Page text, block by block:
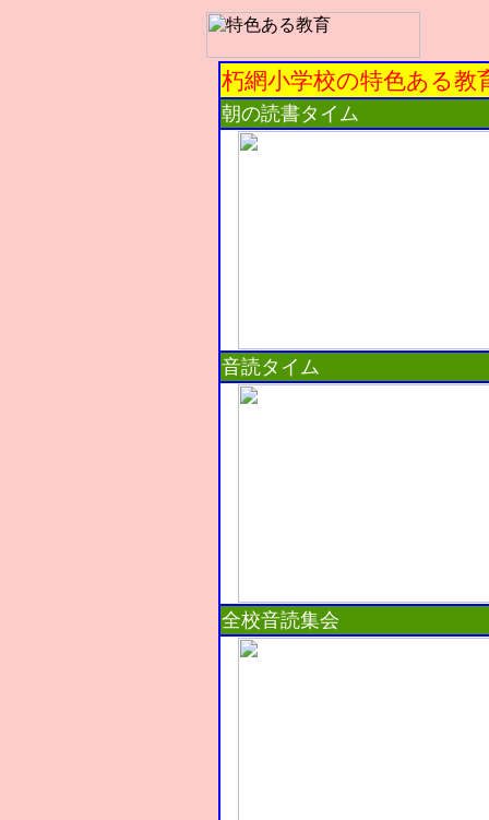
朽網小学校の特色ある教
朝の読書タイム
音読タイム
全校音読集会